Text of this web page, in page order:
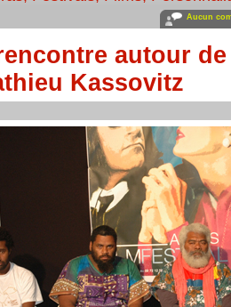
Aucun
autour de
Kassovitz